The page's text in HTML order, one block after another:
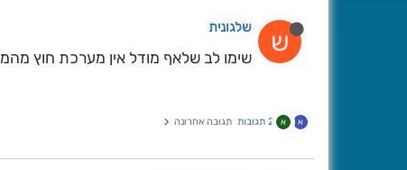
ש שלגונית
שימו לב שלאף מודל אין מערכת חוץ
א א 2 תגובות תגובה אחרונה